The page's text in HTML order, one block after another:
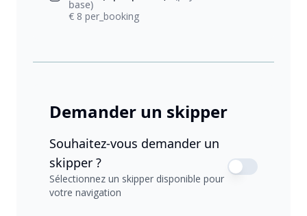
base)
€ 8 per_booking
Demander un skipper
Souhaitez-vous demander un
skipper ?
Sélectionnez un skipper disponible pour
votre navigation